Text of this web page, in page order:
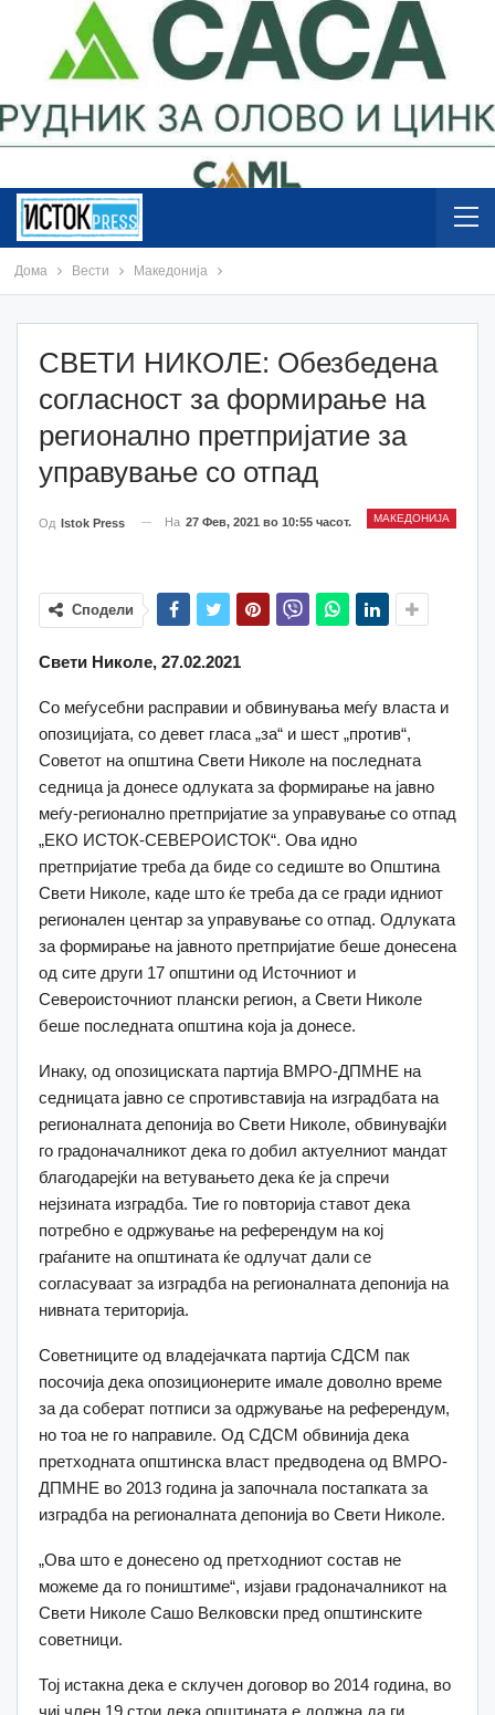
Дома Вести Македонија
СВЕТИ НИКОЛЕ: Обезбедена
согласност за формирање на
регионално претпријатие за
управување со отпад
МАКЕДОНИЈА
Од Istok Press На 27 Фев, 2021 во 10:55 часот.
Сподели
Свети Николе, 27.02.2021
Со меѓусебни расправии и обвинувања меѓу власта и
опозицијата, со девет гласа „за“ и шест „против“,
Советот на општина Свети Николе на последната
седница ја донесе одлуката за формирање на јавно
меѓу-регионално претпријатие за управување со отпад
„ЕКО ИСТОК-СЕВЕРОИСТОК“. Ова идно
претпријатие треба да биде со седиште во Општина
Свети Николе, каде што ќе треба да се гради идниот
регионален центар за управување со отпад. Одлуката
за формирање на јавното претпријатие беше донесена
од сите други 17 општини од Источниот и
Североисточниот плански регион, а Свети Николе
беше последната општина која ја донесе.
Инаку, од опозициската партија ВМРО-ДПМНЕ на
седницата јавно се спротивставија на изградбата на
регионалната депонија во Свети Николе, обвинувајќи
го градоначалникот дека го добил актуелниот мандат
благодарејќи на ветувањето дека ќе ја спречи
нејзината изградба. Тие го повторија ставот дека
потребно е одржување на референдум на кој
граѓаните на општината ќе одлучат дали се
согласуваат за изградба на регионалната депонија на
нивната територија.
Советниците од владејачката партија СДСМ пак
посочија дека опозиционерите имале доволно време
за да соберат потписи за одржување на референдум,
но тоа не го направиле. Од СДСМ обвинија дека
претходната општинска власт предводена од ВМРО-
ДПМНЕ во 2013 година ја започнала постапката за
изградба на регионалната депонија во Свети Николе.
„Ова што е донесено од претходниот состав не
можеме да го поништиме“, изјави градоначалникот на
Свети Николе Сашо Велковски пред општинските
советници.
Тој истакна дека е склучен договор во 2014 година, во